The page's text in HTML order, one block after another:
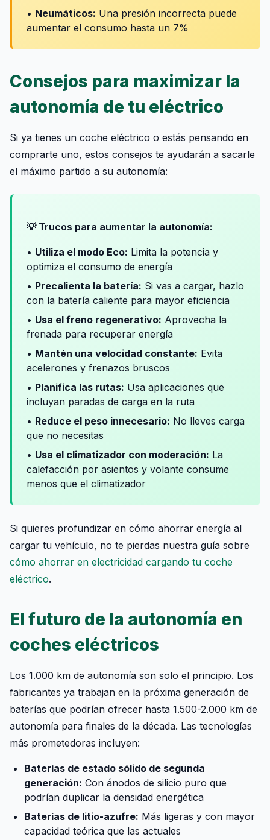
• Neumáticos: Una presión incorrecta puede
aumentar el consumo hasta un 7%
Consejos para maximizar la
autonomía de tu eléctrico
Si ya tienes un coche eléctrico o estás pensando en
comprarte uno, estos consejos te ayudarán a sacarle
el máximo partido a su autonomía:
💡 Trucos para aumentar la autonomía:
• Utiliza el modo Eco: Limita la potencia y
optimiza el consumo de energía
• Precalienta la batería: Si vas a cargar, hazlo
con la batería caliente para mayor eficiencia
• Usa el freno regenerativo: Aprovecha la
frenada para recuperar energía
• Mantén una velocidad constante: Evita
acelerones y frenazos bruscos
• Planifica las rutas: Usa aplicaciones que
incluyan paradas de carga en la ruta
• Reduce el peso innecesario: No lleves carga
que no necesitas
• Usa el climatizador con moderación: La
calefacción por asientos y volante consume
menos que el climatizador
Si quieres profundizar en cómo ahorrar energía al
cargar tu vehículo, no te pierdas nuestra guía sobre
cómo ahorrar en electricidad cargando tu coche
eléctrico.
El futuro de la autonomía en
coches eléctricos
Los 1.000 km de autonomía son solo el principio. Los
fabricantes ya trabajan en la próxima generación de
baterías que podrían ofrecer hasta 1.500-2.000 km de
autonomía para finales de la década. Las tecnologías
más prometedoras incluyen:
Baterías de estado sólido de segunda
generación: Con ánodos de silicio puro que
podrían duplicar la densidad energética
Baterías de litio-azufre: Más ligeras y con mayor
capacidad teórica que las actuales